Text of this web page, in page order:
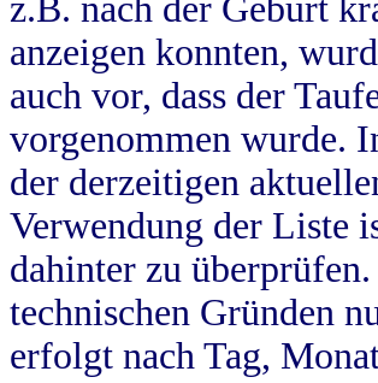
z.B. nach der Geburt
anzeigen konnten,
auch vor, dass der
vorgenommen wurde.
der derzeitigen
Verwendung der Liste
dahinter zu
technischen Gründen
erfolgt nach Tag,